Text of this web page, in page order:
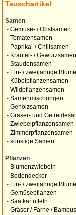
Tauschartikel
Samen
- Gemüse- / Obstsamen
- Tomatensamen
- Paprika- / Chilisamen
- Kräuter- / Gewürzsamen
- Staudensamen
- Ein- / zweijährige
- Kübelpflanzensamen
- Wildpflanzensamen
- Samenmischungen
- Gehölzsamen
- Gräser- und
- Zwiebelpflanzensamen
- Zimmerpflanzensamen
- sonstige Samen
Pflanzen
- Blumenzwiebeln
- Bodendecker
- Ein- / zweijährige
- Gemüsepflanzen
- Saatkartoffeln
- Gräser / Farne / Bambus